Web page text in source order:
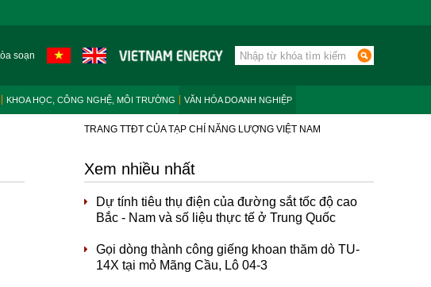
soạn
KHOA HỌC, CÔNG NGHỆ, MÔI TRƯỜNG VĂN HÓA DOANH NGHIỆP
TRANG TTĐT CỦA TẠP CHÍ NĂNG LƯỢNG VIỆT NAM
Xem nhiều nhất
Dự tính tiêu thụ điện của đường sắt tốc độ cao
Bắc - Nam và số liệu thực tế ở Trung Quốc
Gọi dòng thành công giếng khoan thăm dò TU-
14X tại mỏ Mãng Cầu, Lô 04-3